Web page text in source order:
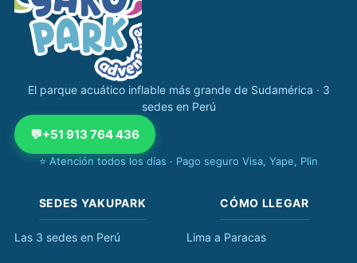
El parque acuático inflable más grande de Sudamérica · 3
sedes en Perú
💬+51 913 764 436
⭐ Atención todos los días · Pago seguro Visa, Yape, Plin
SEDES YAKUPARK
Las 3 sedes en Perú
CÓMO LLEGAR
Lima a Paracas